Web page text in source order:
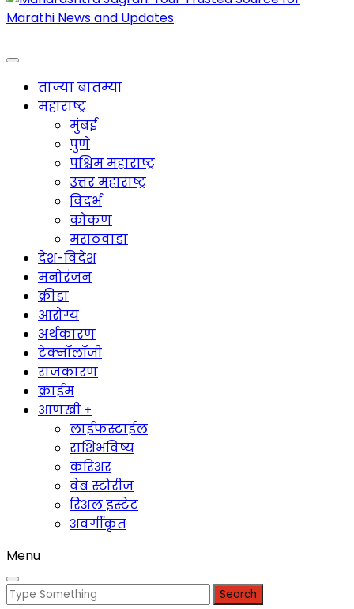
Maharashtra Jagran : Your Trusted Companion
ताज्या बातम्या
महाराष्ट्र
मुंबई
पुणे
पश्चिम महाराष्ट्र
उत्तर महाराष्ट्र
विदर्भ
कोकण
मराठवाडा
देश-विदेश
मनोरंजन
क्रीडा
आरोग्य
अर्थकारण
टेक्नॉलॉजी
राजकारण
क्राईम
आणखी +
लाईफस्टाईल
राशिभविष्य
करिअर
वेब स्टोरीज
रिअल इस्टेट
अवर्गीकृत
Menu
Search